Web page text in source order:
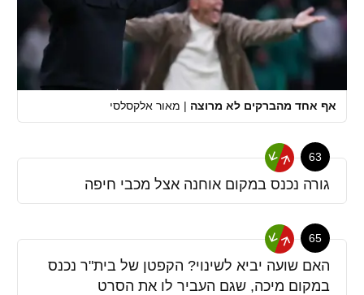
אף אחד מהברקים לא מרוצה | מאור אלקסלסי
63
גורה נכנס במקום אוחנה אצל מכבי חיפה
65
האם שועה יביא לשינוי? הקפטן של בית"ר נכנס
במקום מיכה, שגם העביר לו את הסרט